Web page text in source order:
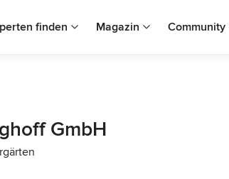
finden Magazin Community
GmbH